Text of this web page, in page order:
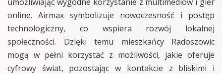
online. Airmax symbolizuje nowoczesność i postęp
technologiczny, co wspiera rozwój lokalnej
społeczności. Dzięki temu mieszkańcy Radoszowic
mogą w pełni korzystać z możliwości, jakie oferuje
cyfrowy świat, pozostając w kontakcie z bliskimi i